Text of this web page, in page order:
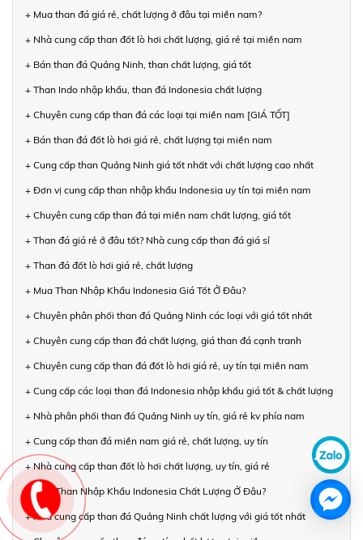
+ Mua than đá giá rẻ, chất lượng ở đâu tại miền nam?
+ Nhà cung cấp than đốt lò hơi chất lượng, giá rẻ tại miền nam
+ Bán than đá Quảng Ninh, than chất lượng, giá tốt
+ Than Indo nhập khẩu, than đá Indonesia chất lượng
+ Chuyên cung cấp than đá các loại tại miền nam [GIÁ TỐT]
+ Bán than đá đốt lò hơi giá rẻ, chất lượng tại miền nam
+ Cung cấp than Quảng Ninh giá tốt nhất với chất lượng cao nhất
+ Đơn vị cung cấp than nhập khẩu Indonesia uy tín tại miền nam
+ Chuyên cung cấp than đá tại miền nam chất lượng, giá tốt
+ Than đá giá rẻ ở đâu tốt? Nhà cung cấp than đá giá sỉ
+ Than đá đốt lò hơi giá rẻ, chất lượng
+ Mua Than Nhập Khẩu Indonesia Giá Tốt Ở Đâu?
+ Chuyên phân phối than đá Quảng Ninh các loại với giá tốt nhất
+ Chuyên cung cấp than đá chất lượng, giá than đá cạnh tranh
+ Chuyên cung cấp than đá đốt lò hơi giá rẻ, uy tín tại miền nam
+ Cung cấp các loại than đá Indonesia nhập khẩu giá tốt & chất lượng
+ Nhà phân phối than đá Quảng Ninh uy tín, giá rẻ kv phía nam
+ Cung cấp than đá miền nam giá rẻ, chất lượng, uy tín
+ Nhà cung cấp than đốt lò hơi chất lượng, uy tín, giá rẻ
+ Mua Than Nhập Khẩu Indonesia Chất Lượng Ở Đâu?
+ Nhà cung cấp than đá Quảng Ninh chất lượng với giá tốt nhất